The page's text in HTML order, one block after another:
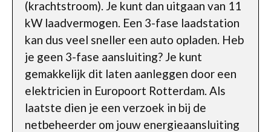
(krachtstroom). Je kunt dan uitgaan van 11
kW laadvermogen. Een 3-fase laadstation
kan dus veel sneller een auto opladen. Heb
je geen 3-fase aansluiting? Je kunt
gemakkelijk dit laten aanleggen door een
elektricien in Europoort Rotterdam. Als
laatste dien je een verzoek in bij de
netbeheerder om jouw energieaansluiting